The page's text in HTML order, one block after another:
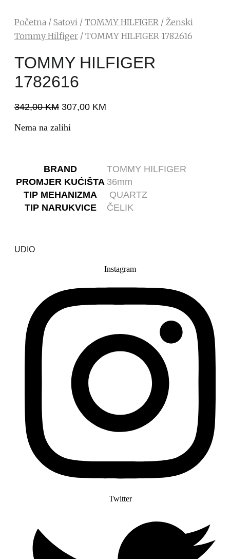
Početna / Satovi / TOMMY HILFIGER / Ženski
Tommy Hilfiger / TOMMY HILFIGER 1782616
TOMMY HILFIGER
1782616
342,00KM 307,00 KM
Nema na zalihi
BRAND
TOMMY HILFIGER
PROMJER KUĆIŠTA 36mm
TIP MEHANIZMA
QUARTZ
TIP NARUKVICE
ČELIK
UDIO
Instagram
Twitter